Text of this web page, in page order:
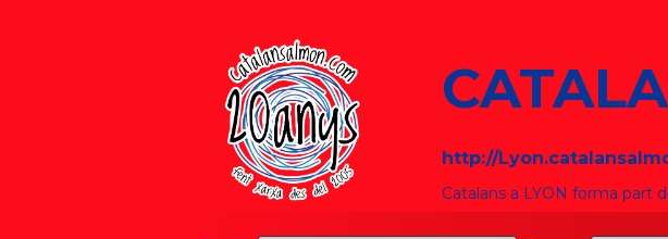
http://
Catalans a LYON forma part